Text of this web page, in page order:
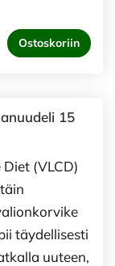
Ostoskoriin
15
(VLCD)
täydellisesti
uuteen,